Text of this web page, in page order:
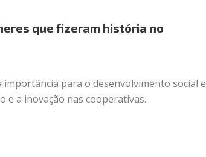
que fizeram história no
para o desenvolvimento social e
e a inovação nas cooperativas.